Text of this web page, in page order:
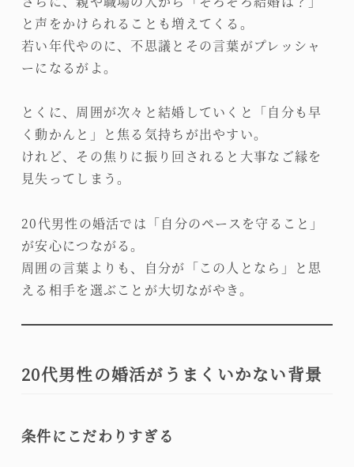
と声をかけられることも増えてくる。
若い年代やのに、不思議とその言葉がプレッシャ
ーになるがよ。
とくに、周囲が次々と結婚していくと「自分も早
く動かんと」と焦る気持ちが出やすい。
けれど、その焦りに振り回されると大事なご縁を
見失ってしまう。
20代男性の婚活では「自分のペースを守ること」
が安心につながる。
周囲の言葉よりも、自分が「この人となら」と思
える相手を選ぶことが大切ながやき。
20代男性の婚活がうまくいかない背景
条件にこだわりすぎる